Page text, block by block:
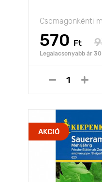
Csomagonkénti
570 Ft
Legalacsonyabb ár
AKCIÓ